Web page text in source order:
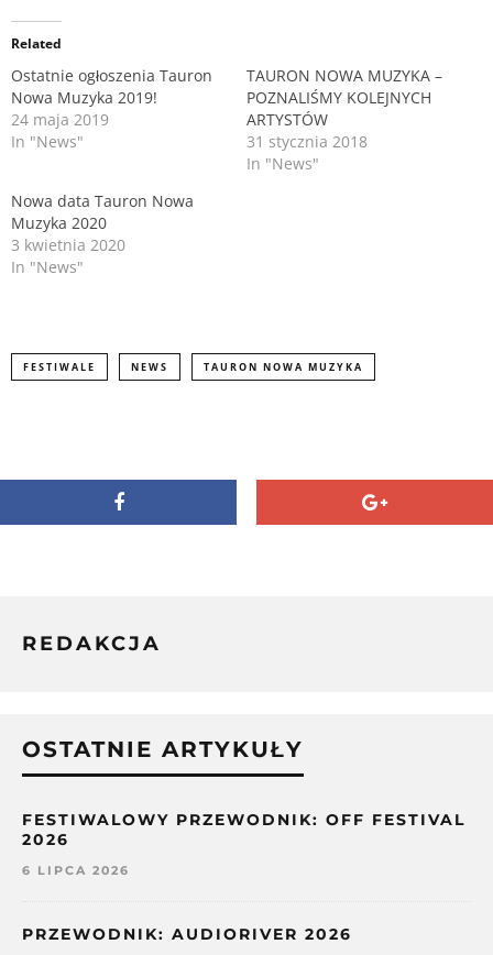
n
T
i
t
t
e
(
n
s
i
n
n
e
o
w
)
c
e
b
o
e
n
s
i
n
d
w
Related
Ostatnie ogłoszenia Tauron
Nowa Muzyka 2019!
24 maja 2019
In "News"
TAURON NOWA MUZYKA –
POZNALIŚMY KOLEJNYCH
ARTYSTÓW
31 stycznia 2018
In "News"
Nowa data Tauron Nowa
Muzyka 2020
3 kwietnia 2020
In "News"
FESTIWALE NEWS TAURON NOWA MUZYKA
REDAKCJA
OSTATNIE ARTYKUŁY
FESTIWALOWY PRZEWODNIK: OFF FESTIVAL
2026
6 LIPCA 2026
PRZEWODNIK: AUDIORIVER 2026